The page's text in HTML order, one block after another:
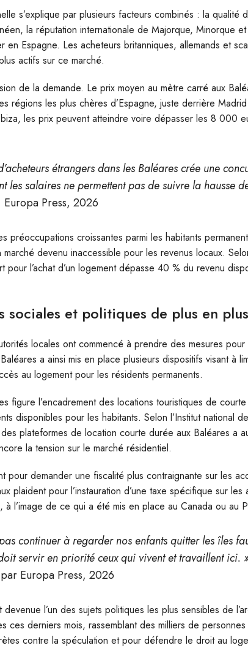
s’explique par plusieurs facteurs combinés : la
la réputation internationale de Majorque, Minorque
en Espagne. Les acheteurs britanniques, allemands et
actifs sur ce marché.
de la demande. Le prix moyen au mètre carré aux
régions les plus chères d’Espagne, juste derrière
les prix peuvent atteindre voire dépasser les 8 000
étrangers dans les Baléares crée une
les salaires ne permettent pas de suivre la hausse
Press, 2026
préoccupations croissantes parmi les habitants
marché devenu inaccessible pour les revenus locaux.
pour l’achat d’un logement dépasse 40 % du revenu
sociales et politiques de plus en
locales ont commencé à prendre des mesures
a ainsi mis en place plusieurs dispositifs visant à
au logement pour les résidents permanents.
figure l’encadrement des locations touristiques de
disponibles pour les habitants. Selon l’Institut national
plateformes de location courte durée aux Baléares a
la tension sur le marché résidentiel.
pour demander une fiscalité plus contraignante sur les
plaident pour l’instauration d’une taxe spécifique sur
à l’image de ce qui a été mis en place au Canada ou au
continuer à regarder nos enfants quitter les îles
servir en priorité ceux qui vivent et travaillent ici.
Europa Press, 2026
l’un des sujets politiques les plus sensibles de
ces derniers mois, rassemblant des milliers de
contre la spéculation et pour défendre le droit au